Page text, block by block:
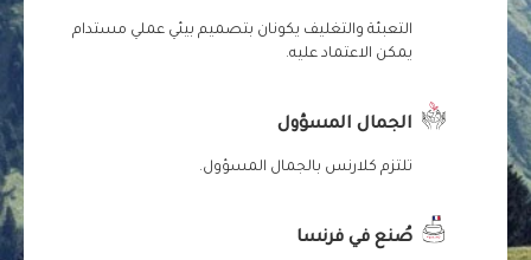
التعبئة والتغليف يكونان بتصميم بيئي عملي مستدام
يمكن الاعتماد عليه.
الجمال المسؤول
تلتزم كلارنس بالجمال المسؤول.
صُنع في فرنسا